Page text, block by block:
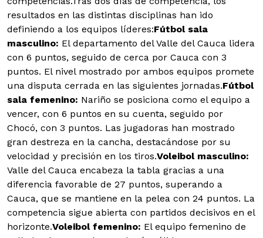
resultados en las distintas disciplinas han ido
definiendo a los equipos líderes:Fútbol sala
masculino: El departamento del Valle del Cauca lidera
con 6 puntos, seguido de cerca por Cauca con 3
puntos. El nivel mostrado por ambos equipos promete
una disputa cerrada en las siguientes jornadas.Fútbol
sala femenino: Nariño se posiciona como el equipo a
vencer, con 6 puntos en su cuenta, seguido por
Chocó, con 3 puntos. Las jugadoras han mostrado
gran destreza en la cancha, destacándose por su
velocidad y precisión en los tiros.Voleibol masculino:
Valle del Cauca encabeza la tabla gracias a una
diferencia favorable de 27 puntos, superando a
Cauca, que se mantiene en la pelea con 24 puntos. La
competencia sigue abierta con partidos decisivos en el
horizonte.Voleibol femenino: El equipo femenino de